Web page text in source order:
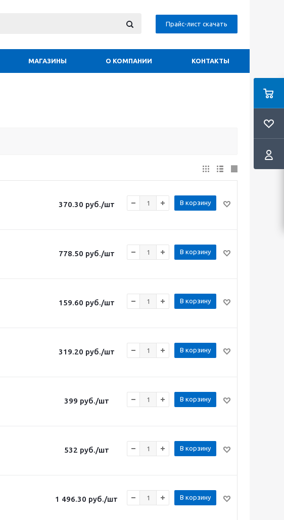
Прайс-лист скачать
МАГАЗИНЫ О КОМПАНИИ КОНТАКТЫ
370.30 руб./шт В корзину
778.50 руб./шт В корзину
159.60 руб./шт В корзину
319.20 руб./шт В корзину
399 руб./шт В корзину
532 руб./шт В корзину
1 496.30 руб./шт В корзину